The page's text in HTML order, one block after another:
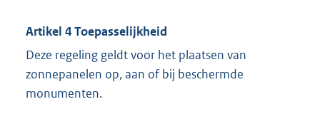
Artikel 4 Toepasselijkheid
Deze regeling geldt voor het plaatsen van
zonnepanelen op, aan of bij beschermde
monumenten.